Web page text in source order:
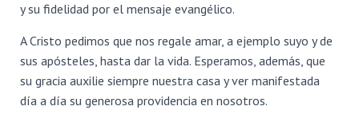
N
y su fidelidad por el mensaje evangélico.
A Cristo pedimos que nos regale amar, a ejemplo suyo y de
sus apósteles, hasta dar la vida. Esperamos, además, que
su gracia auxilie siempre nuestra casa y ver manifestada
día a día su generosa providencia en nosotros.